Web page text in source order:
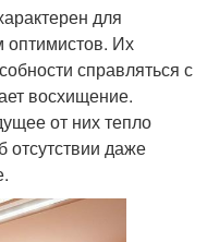
для
Их
справляться с
восхищение.
от них тепло
отсутствии даже